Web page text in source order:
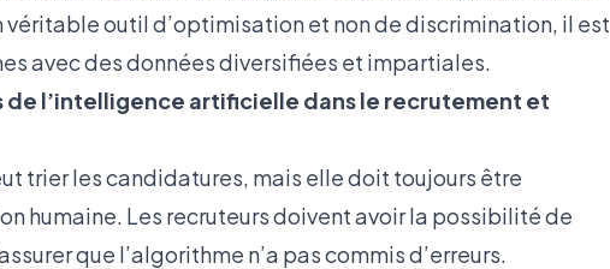
véritable outil d’optimisation et non de discrimination, il est
avec des données diversifiées et impartiales.
de l’intelligence artificielle dans le recrutement et
trier les candidatures, mais elle doit toujours être
humaine. Les recruteurs doivent avoir la possibilité de
que l’algorithme n’a pas commis d’erreurs.